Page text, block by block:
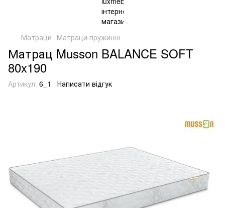
Матраци Матраци пружинні
Матрац Musson BALANCE SOFT
80x190
Артикул: 6_1 Написати відгук